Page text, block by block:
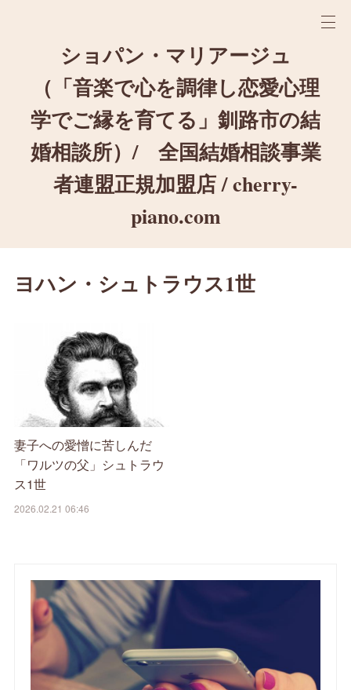
ショパン・マリアージュ
（「音楽で心を調律し恋愛心理
学でご縁を育てる」釧路市の結
婚相談所）/ 全国結婚相談事業
者連盟正規加盟店 / cherry-
piano.com
ヨハン・シュトラウス1世
妻子への愛憎に苦しんだ
「ワルツの父」シュトラウ
ス1世
2026.02.21 06:46